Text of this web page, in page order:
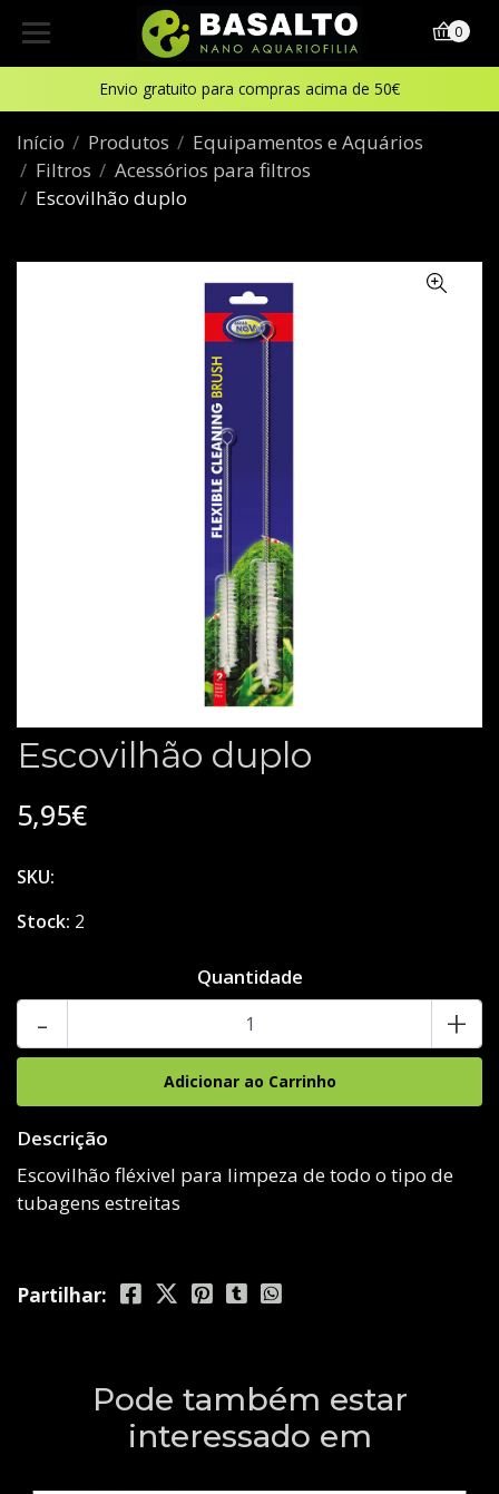
Envio gratuito para compras acima de 50€
0
Início Produtos
Equipamentos e Aquários
Filtros
Acessórios para filtros
Escovilhão duplo
Escovilhão duplo
5,95€
SKU:
Stock: 2
Quantidade
- +
Descrição
Escovilhão fléxivel para limpeza de todo o tipo de
tubagens estreitas
Partilhar:
Pode também estar
interessado em